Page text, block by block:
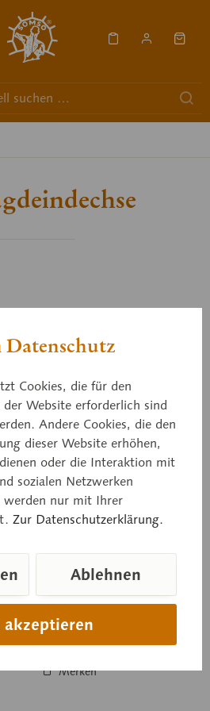
Smaragdeidechse,
Weibchen
(halberwachsen)
Lacerta viridis. In natürlicher
Größe, aus SOMSO-Plast®.
Christian Groß. Mit
aufgedruckter Beschreibung
auf grünen...
Preis auf Anfrage
In den Anfragekorb
Merken
Cookies, die für den
Website erforderlich sind
Andere Cookies, die den
dieser Website erhöhen,
oder die Interaktion mit
sozialen Netzwerken
werden nur mit Ihrer
Zur Datenschutzerklärung.
akzeptieren
Ablehnen